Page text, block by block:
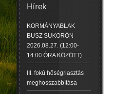
Hírek
KORMÁNYABLAK
BUSZ SUKORÓN
2026.08.27. (12:00-
14:00 ÓRA KÖZÖTT)
III. fokú hőségriasztás
meghosszabbítása